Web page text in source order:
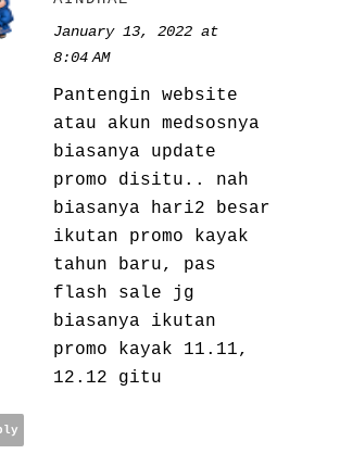
January 13, 2022 at
8:04 AM
Pantengin website
atau akun medsosnya
biasanya update
promo disitu.. nah
biasanya hari2 besar
ikutan promo kayak
tahun baru, pas
flash sale jg
biasanya ikutan
promo kayak 11.11,
12.12 gitu